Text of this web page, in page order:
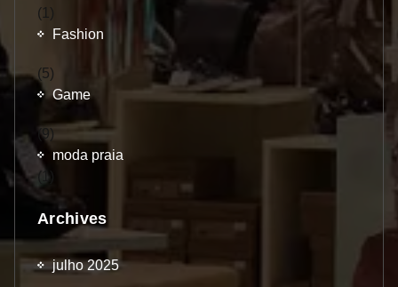
(1)
Fashion
(5)
Game
(9)
moda praia
(1)
Archives
julho 2025